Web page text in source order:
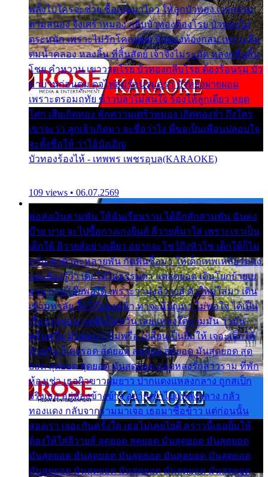
พลั้งไปใครจะช่วย ซื้อเปลมาไกว ให้ลูกบัวทอง เวรกรรม
ตามสนอง จึงเศร้าหมอง กลีบบัวทองต้องโรย บัวทองไม่
ตระหนัก เพราะไม่รักโคลนตม บัวทองท้องกลม เพราะลืม
ตมน้ำคลอง หลงลิ้น ที่สิ้นสัตย์ เจ้าจึงไม่ระมัด หลงกลิ่นลิ้น
โชย คำหวาน เขาวาดโรย บัวทองกลีบโรย ต้องร้อนรุม บัว
มาบานก่อนตูม ดุจไฟสุมร้อนรุมอุรา บัวทองผ่ายผอม
เพราะตรอมฤทัย ข้าวปลาไม่สนใจ ร้องไห้ลูกเดียว หยุด
โศก เสียเถิดทอง พักความเศร้าหมอง เถิดทองจ๋า ถึงใคร
เขาจะว่า ลูกเจ้าเกิดมา จะชื่อว่าไง พี่ขอเป็นเพื่อนปลอบใจ
จะตั้งชื่อให้ ว่าไอ้บังเอิญ
บัวทองร้องไห้ - เทพพร เพชรอุบล(KARAOKE)
109 views • 06.07.2569
พ่อส่งเงินสามพัน ให้ฉันเรียนราม ได้อีกสักสามพัน ฉันคง
บ๊าย บาย จะไปซื้อกางเกงยีนส์ ลีวายส์มาใส่ เพราะเราเป็น
เด็กใต้ ลีวายส์อย่างเดียว อยากจะโชว์ถึงหิวโซ เด็กใต้ก็ไม่
หวั่น ตกตัวละหลายพัน กัดฟันซื้อมา ให้เด็กเทพเหลียวมอง
และต้องรู้ว่า เด็กใต้ไม่ธรรมดา แต่สุดยอด เดินโยกย้ายเย
ยวน กวนโอ๊ยพอได้ เพราะว่านุ่งลีวายส์ ตัวใหม่ใส่มา เดิน
เข้ามหาลัย จิ๊กโก๊มองหน้า ท่าจะมีปัญหา ไม่พอใจ ได้เป็น
เรื่องแน่นอน แต่ฉันไม่หวั่น เลยแหลงใต้ถามมัน ว่ามัน
พรั่นพรือ มันตอบว่าไม่พรื่อ เปลี่ยนเป็นยิ้มให้ เจอะเด็กใต้
ด้วยกัน ก็เลยรอด สุดยอด สุดยอด สุดยอด มันสุดยอด สุด
ยอด สุดยอด สุดยอด มันสุดยอด แอบหลงรักสาวราม ที่พัก
ห้องเช่า เธอผิวขาวผมยาว ปากแดงแหลงกลาง ถูกสเป็ก
จริงเธอ อยู่ห้องข้างข้าง อยากเข้าไปแหลงกลาง กลัว
ทองแดง กลับจากรามมาเจอ เธอมาซื้อข้าว แต่ก่อนนั้น
สองเรา เจอะกันครั้งใด เธอไม่เคยไยดี คราวนี้เธอยิ้มให้
ต้องให้ใส่ลีวายส์ สุดยอด สุดยอด มันสุดยอด มันสุดยอด
มันสุดยอด มันสุดยอด มันสุดยอด มันสุดยอด มันสุดยอด
มันสุดยอด มันสุดยอด มันสุดยอด มันสุดยอด มันสุดยอด